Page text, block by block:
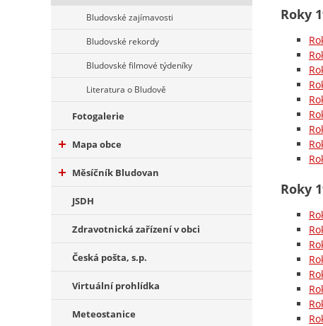
Bludovské zajímavosti
Bludovské rekordy
Bludovské filmové týdeníky
Literatura o Bludově
Fotogalerie
Mapa obce
Měsíčník Bludovan
JSDH
Zdravotnická zařízení v obci
Česká pošta, s.p.
Virtuální prohlídka
Meteostanice
Roky
Roky